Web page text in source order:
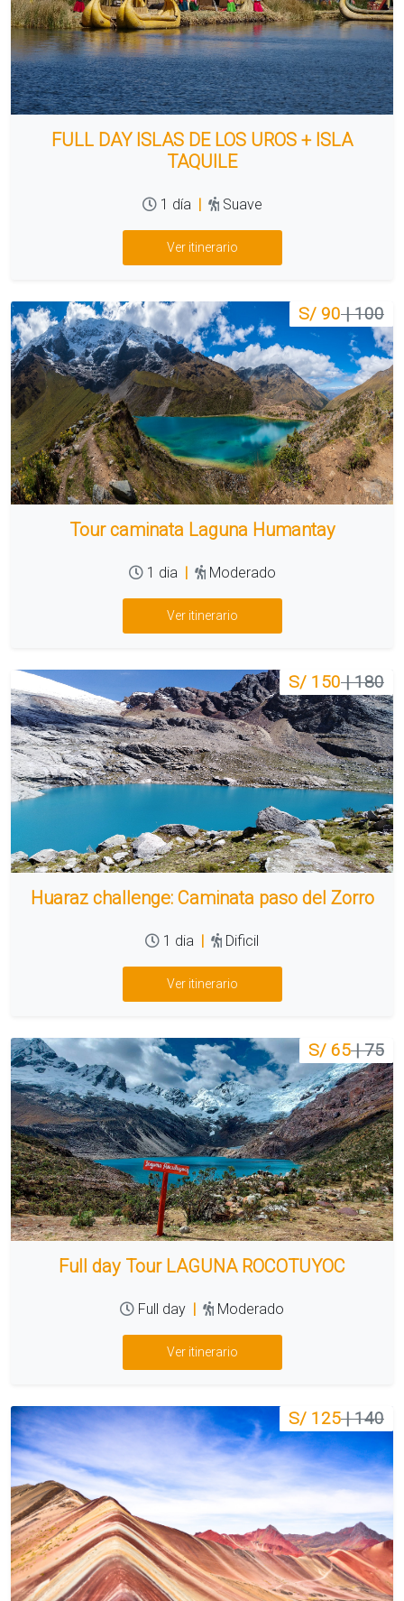
FULL DAY ISLAS DE LOS UROS + ISLA
TAQUILE
1 día | Suave
Ver itinerario
S/ 90| 100
Tour caminata Laguna Humantay
1 dia | Moderado
Ver itinerario
S/ 150| 180
Huaraz challenge: Caminata paso del Zorro
1 dia | Dificil
Ver itinerario
S/ 65| 75
Full day Tour LAGUNA ROCOTUYOC
Full day | Moderado
Ver itinerario
S/ 125| 140